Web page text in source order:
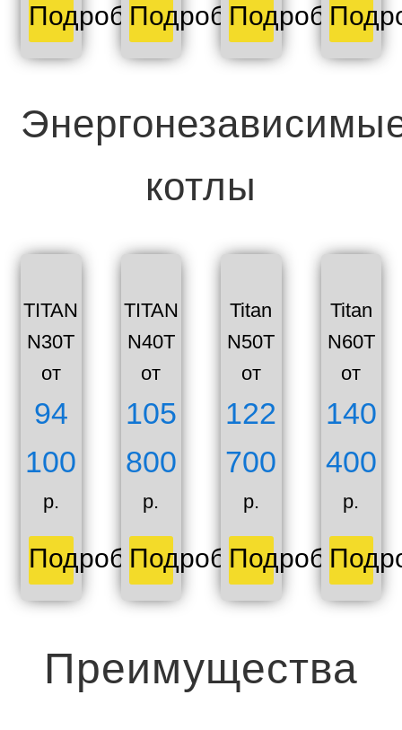
ПодробнееПодробнееПодробнее
котлы
TITAN
N30T
от
94
100
р.
Подробнее
TITAN
N40T
от
105
800
р.
Подробнее
Titan
N50T
от
122
700
р.
Подробнее
Titan
N60T
от
140
400
р.
Преимущества